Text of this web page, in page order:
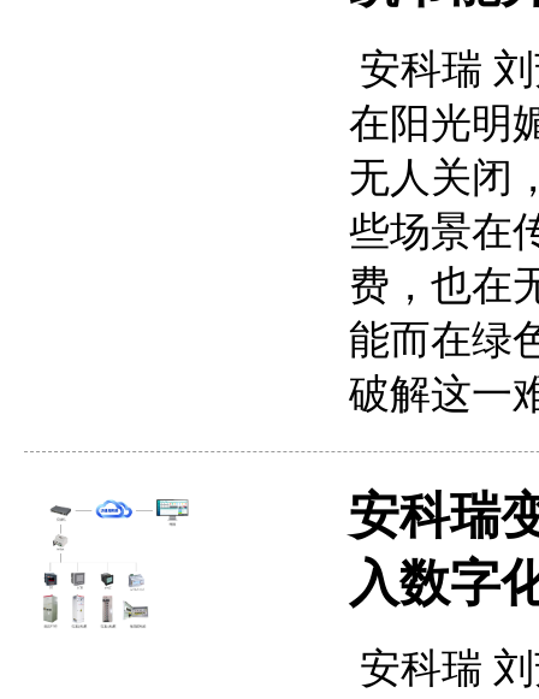
安科瑞
在阳光明
无人关闭
些场景在
费，也在
能而在绿
破解这一
安科瑞
入数字
安科瑞